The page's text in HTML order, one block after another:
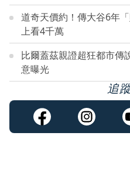
道奇天價約！傳大谷6年
上看4千萬
比爾蓋茲親證超狂都市
意曝光
追